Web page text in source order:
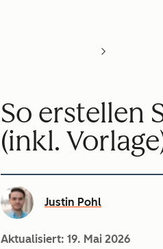
So erstellen
(inkl.
Justin Pohl
Aktualisiert: 19. Mai 2026